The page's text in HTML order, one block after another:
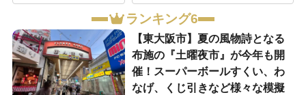
ランキング6
【東大阪市】夏の風物詩となる
布施の『土曜夜市』が今年も開
催！スーパーボールすくい、わ
なげ、くじ引きなど様々な模擬